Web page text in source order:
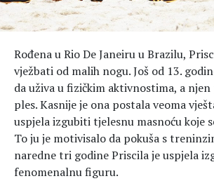
Hedonizam
Njega nje
Njega njega
Šminka
Tehnologija
KALORIJE
Rođena u Rio De Janeiru u Brazilu,
vježbati od malih nogu. Još od 13.
da uživa u fizičkim aktivnostima, a
ples. Kasnije je ona postala veoma
uspjela izgubiti tjelesnu masnoću koje
To ju je motivisalo da pokuša s
naredne tri godine Priscila je uspjela
fenomenalnu figuru.